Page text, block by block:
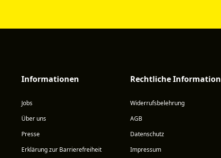
Informationen
Jobs
Über uns
Presse
Erklärung zur Barrierefreiheit
Rechtliche Information
Widerrufsbelehrung
AGB
Datenschutz
Impressum